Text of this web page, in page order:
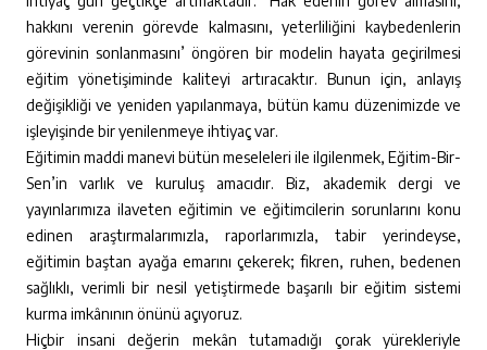
hakkını verenin görevde kalmasını, yeterliliğini kaybedenlerin
görevinin sonlanmasını’ öngören bir modelin hayata geçirilmesi
eğitim yönetişiminde kaliteyi artıracaktır. Bunun için, anlayış
değişikliği ve yeniden yapılanmaya, bütün kamu düzenimizde ve
işleyişinde bir yenilenmeye ihtiyaç var.
Eğitimin maddi manevi bütün meseleleri ile ilgilenmek, Eğitim-Bir-
Sen’in varlık ve kuruluş amacıdır. Biz, akademik dergi ve
yayınlarımıza ilaveten eğitimin ve eğitimcilerin sorunlarını konu
edinen araştırmalarımızla, raporlarımızla, tabir yerindeyse,
eğitimin baştan ayağa emarını çekerek; fikren, ruhen, bedenen
sağlıklı, verimli bir nesil yetiştirmede başarılı bir eğitim sistemi
kurma imkânının önünü açıyoruz.
Hiçbir insani değerin mekân tutamadığı çorak yürekleriyle